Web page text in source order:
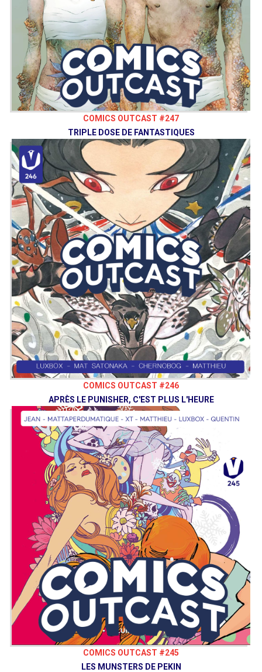
COMICS OUTCAST #247
TRIPLE DOSE DE FANTASTIQUES
COMICS OUTCAST #246
APRÈS LE PUNISHER, C'EST PLUS L'HEURE
COMICS OUTCAST #245
LES MUNSTERS DE PEKIN